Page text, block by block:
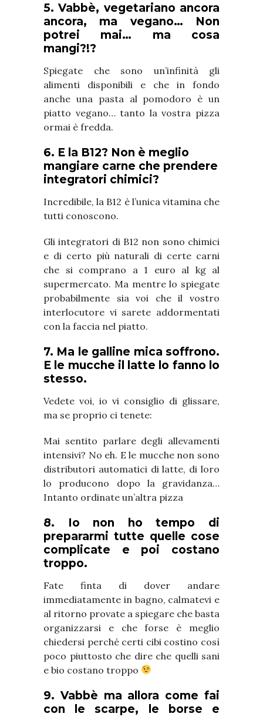
5. Vabbè, vegetariano ancora
ancora, ma vegano… Non
potrei mai… ma cosa
mangi?!?
Spiegate che sono un’infinità gli
alimenti disponibili e che in fondo
anche una pasta al pomodoro è un
piatto vegano… tanto la vostra pizza
ormai è fredda.
6. E la B12? Non è meglio
mangiare carne che prendere
integratori chimici?
Incredibile, la B12 è l’unica vitamina che
tutti conoscono.
Gli integratori di B12 non sono chimici
e di certo più naturali di certe carni
che si comprano a 1 euro al kg al
supermercato. Ma mentre lo spiegate
probabilmente sia voi che il vostro
interlocutore vi sarete addormentati
con la faccia nel piatto.
7. Ma le galline mica soffrono.
E le mucche il latte lo fanno lo
stesso.
Vedete voi, io vi consiglio di glissare,
ma se proprio ci tenete:
Mai sentito parlare degli allevamenti
intensivi? No eh. E le mucche non sono
distributori automatici di latte, di loro
lo producono dopo la gravidanza…
Intanto ordinate un’altra pizza
8. Io non ho tempo di
prepararmi tutte quelle cose
complicate e poi costano
troppo.
Fate finta di dover andare
immediatamente in bagno, calmatevi e
al ritorno provate a spiegare che basta
organizzarsi e che forse è meglio
chiedersi perché certi cibi costino così
poco piuttosto che dire che quelli sani
e bio costano troppo
9. Vabbè ma allora come fai
con le scarpe, le borse e